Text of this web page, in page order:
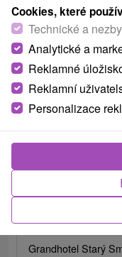
Starý
9,2 (459 recenzí)
Grandhotel Starý
Cookies, které
Technické a
Analytické a
Reklamné
Reklamní
Personalizace